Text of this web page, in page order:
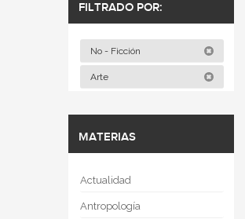
FILTRADO POR:
No - Ficción
Arte
MATERIAS
Actualidad
Antropología